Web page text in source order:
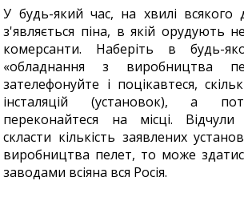
У будь-який час, на хвилі всякого
з'являється піна, в якій орудують
комерсанти. Наберіть в будь-
«обладнання з виробництва
зателефонуйте і поцікавтеся,
інсталяцій (установок), а
переконайтеся на місці.
скласти кількість заявлених
виробництва пелет, то може
заводами всіяна вся Росія.